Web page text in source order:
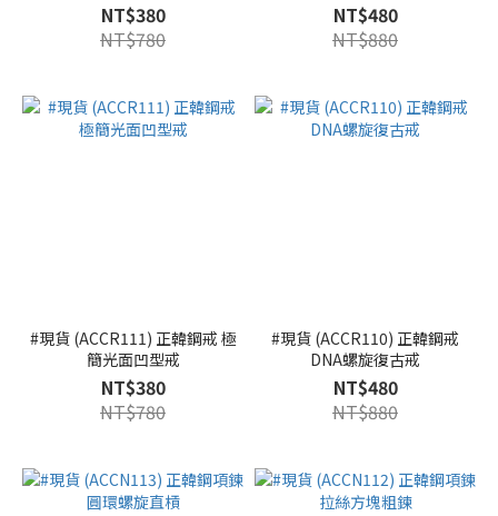
NT$380
NT$780
NT$480
NT$880
#現貨 (ACCR111) 正韓鋼戒 極
簡光面凹型戒
NT$380
NT$780
#現貨 (ACCR110) 正韓鋼戒
DNA螺旋復古戒
NT$480
NT$880